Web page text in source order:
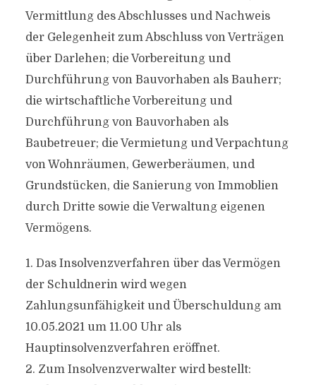
Vermittlung des Abschlusses und Nachweis
der Gelegenheit zum Abschluss von Verträgen
über Darlehen; die Vorbereitung und
Durchführung von Bauvorhaben als Bauherr;
die wirtschaftliche Vorbereitung und
Durchführung von Bauvorhaben als
Baubetreuer; die Vermietung und Verpachtung
von Wohnräumen, Gewerberäumen, und
Grundstücken, die Sanierung von Immoblien
durch Dritte sowie die Verwaltung eigenen
Vermögens.
1. Das Insolvenzverfahren über das Vermögen
der Schuldnerin wird wegen
Zahlungsunfähigkeit und Überschuldung am
10.05.2021 um 11.00 Uhr als
Hauptinsolvenzverfahren eröffnet.
2. Zum Insolvenzverwalter wird bestellt: